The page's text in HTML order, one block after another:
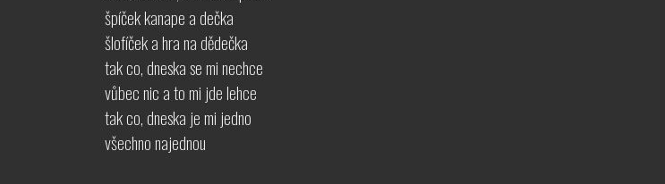
špíček kanape a dečka
šlofíček a hra na dědečka
tak co, dneska se mi nechce
vůbec nic a to mi jde lehce
tak co, dneska je mi jedno
všechno najednou